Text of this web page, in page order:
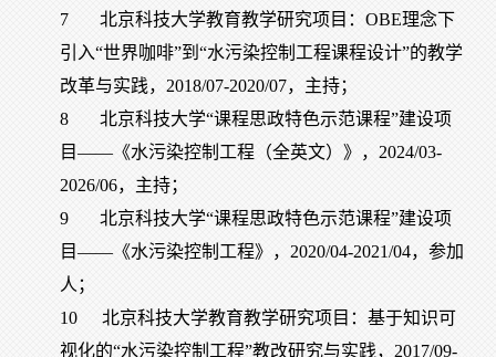
7
北京科技大学教育教学研究项目：OBE理念下
引入“世界咖啡”到“水污染控制工程课程设计”的教学
改革与实践，2018/07-2020/07，主持；
8
北京科技大学“课程思政特色示范课程”建设项
目——《水污染控制工程（全英文）》，2024/03-
2026/06，主持；
9
北京科技大学“课程思政特色示范课程”建设项
目——《水污染控制工程》，2020/04-2021/04，参加
人；
10
北京科技大学教育教学研究项目：基于知识可
视化的“水污染控制工程”教改研究与实践，2017/09-